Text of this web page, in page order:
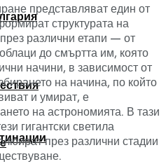
представляват един от
структурата на
различни етапи — от
до смъртта им, която
начини, в зависимост от
на начина, по който
и умират, е
на астрономията. В тази
гигантски светила
през различни стадии